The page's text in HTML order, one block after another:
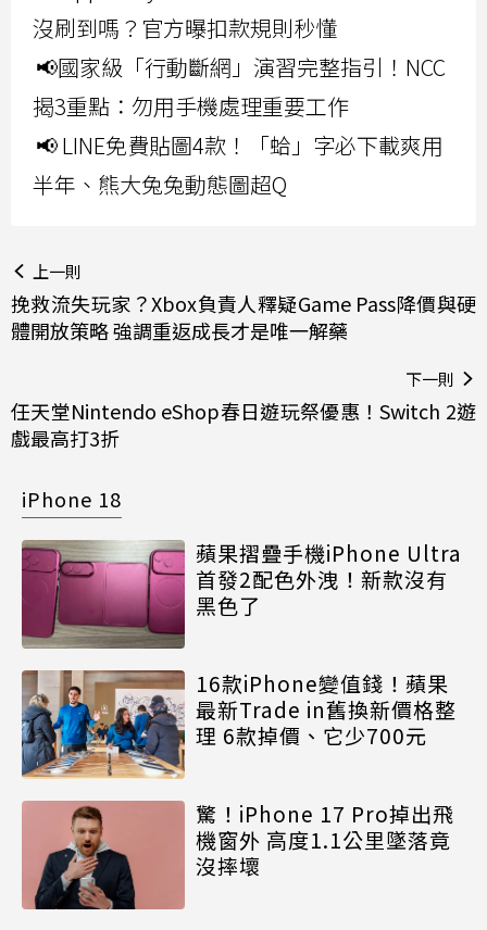
沒刷到嗎？官方曝扣款規則秒懂
📢國家級「行動斷網」演習完整指引！NCC
揭3重點：勿用手機處理重要工作
📢 LINE免費貼圖4款！「蛤」字必下載爽用
半年、熊大兔兔動態圖超Q
上一則
挽救流失玩家？Xbox負責人釋疑Game Pass降價與硬
體開放策略 強調重返成長才是唯一解藥
下一則
任天堂Nintendo eShop春日遊玩祭優惠！Switch 2遊
戲最高打3折
iPhone 18
蘋果摺疊手機iPhone Ultra
首發2配色外洩！新款沒有
黑色了
16款iPhone變值錢！蘋果
最新Trade in舊換新價格整
理 6款掉價、它少700元
驚！iPhone 17 Pro掉出飛
機窗外 高度1.1公里墜落竟
沒摔壞